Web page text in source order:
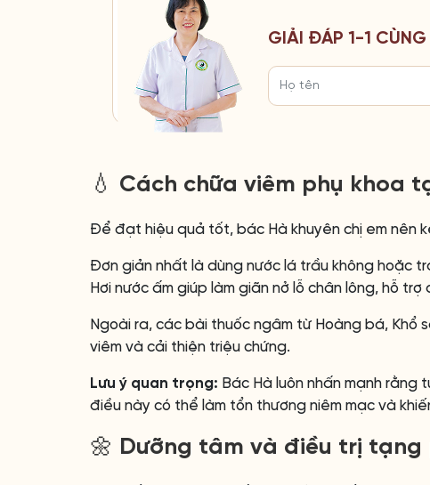
GIẢI ĐÁP 1-1
💧 Cách chữa viêm phụ khoa
Để đạt hiệu quả tốt, bác Hà khuyên chị em nên
Đơn giản nhất là dùng nước lá trầu không hoặc
Hơi nước ấm giúp làm giãn nở lỗ chân lông, hỗ
Ngoài ra, các bài thuốc ngâm từ Hoàng bá,
viêm và cải thiện triệu chứng.
Lưu ý quan trọng: Bác Hà luôn nhấn mạnh
điều này có thể làm tổn thương niêm mạc và
🌼 Dưỡng tâm và điều trị